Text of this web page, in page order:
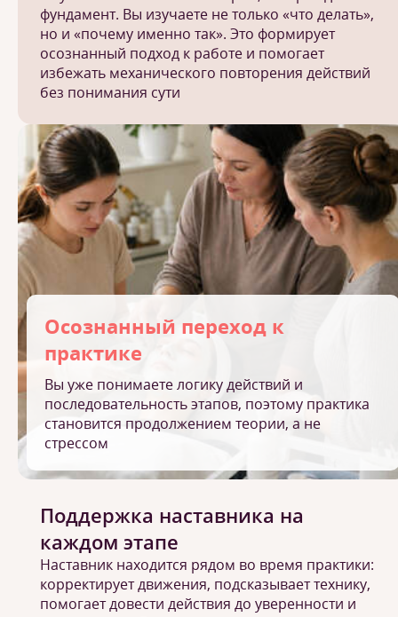
фундамент. Вы изучаете не только «что делать»,
но и «почему именно так». Это формирует
осознанный подход к работе и помогает
избежать механического повторения действий
без понимания сути
Осознанный переход к
практике
Вы уже понимаете логику действий и
последовательность этапов, поэтому практика
становится продолжением теории, а не
стрессом
Поддержка наставника на
каждом этапе
Наставник находится рядом во время практики:
корректирует движения, подсказывает технику,
помогает довести действия до уверенности и